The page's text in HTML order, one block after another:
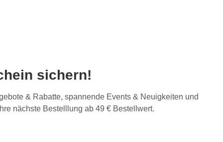
sichern!
& Rabatte, spannende Events & Neuigkeiten und
nächste Bestelllung ab 49 € Bestellwert.